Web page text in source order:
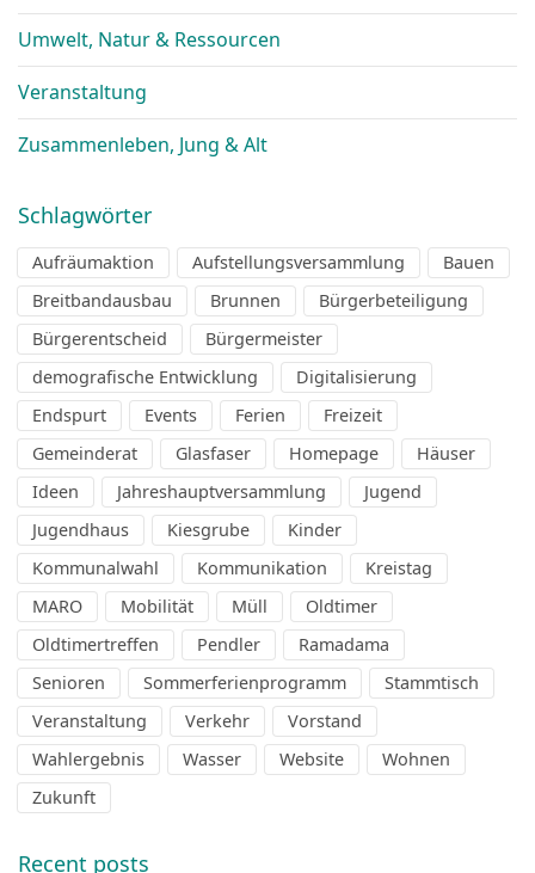
Umwelt, Natur & Ressourcen
Veranstaltung
Zusammenleben, Jung & Alt
Schlagwörter
Aufräumaktion Aufstellungsversammlung
Bauen
Breitbandausbau
Brunnen
Bürgerbeteiligung
Bürgerentscheid
Bürgermeister
demografische Entwicklung
Digitalisierung
Endspurt
Events Ferien
Freizeit
Gemeinderat
Glasfaser Homepage
Häuser
Ideen
Jahreshauptversammlung
Jugend
Jugendhaus
Kiesgrube
Kinder
Kommunalwahl
Kommunikation
Kreistag
MARO
Mobilität Müll
Oldtimer
Oldtimertreffen
Pendler
Ramadama
Senioren
Sommerferienprogramm
Stammtisch
Veranstaltung
Verkehr
Vorstand
Wahlergebnis
Wasser Website
Wohnen
Zukunft
Recent posts